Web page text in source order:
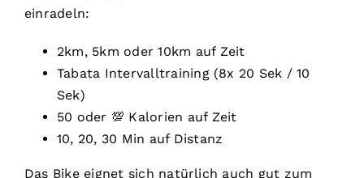
einradeln:
2km, 5km oder 10km auf Zeit
Tabata Intervalltraining (8x 20 Sek / 10
Sek)
50 oder 💯 Kalorien auf Zeit
10, 20, 30 Min auf Distanz
Das Bike eignet sich natürlich auch gut zum